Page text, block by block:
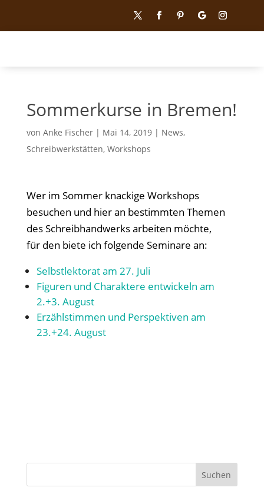
Sommerkurse in Bremen!
von Anke Fischer| Mai 14, 2019| News,
Schreibwerkstätten, Workshops
Wer im Sommer knackige Workshops
besuchen und hier an bestimmten Themen
des Schreibhandwerks arbeiten möchte,
für den biete ich folgende Seminare an:
Selbstlektorat am 27. Juli
Figuren und Charaktere entwickeln am
2.+3. August
Erzählstimmen und Perspektiven am
23.+24. August
Suchen